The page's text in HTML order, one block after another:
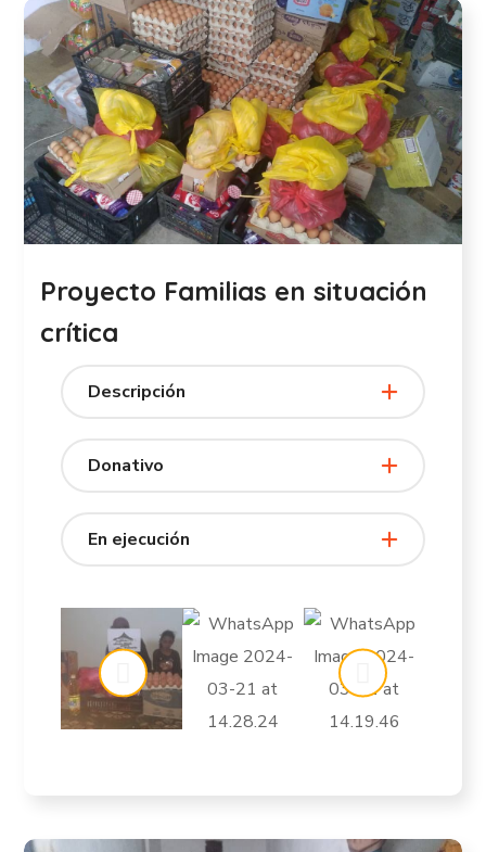
Proyecto Familias en situación
crítica
Descripción
Donativo
En ejecución